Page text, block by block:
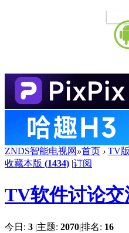
ZNDS智能电视网 »首页 › TV
收藏本版 (1434) |订阅
TV软件讨论交
今日: 3 |主题: 2070|排名: 16